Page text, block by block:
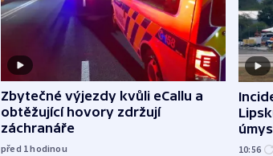
Zbytečné výjezdy kvůli eCallu a
obtěžující hovory zdržují
záchranáře
před 1hodinou 10:56